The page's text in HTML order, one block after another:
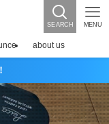
SEARCH MENU
about us